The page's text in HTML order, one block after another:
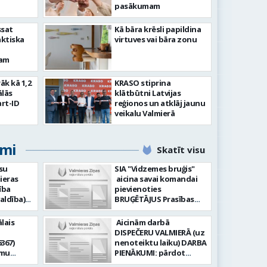
kā 1,2
ID
pasākumam
Kā bāra krēsli papildina
virtuves vai bāra zonu
KRASO stiprina
klātbūtni Latvijas
reģionos un atklāj jaunu
veikalu Valmierā
Skatīt visu
(uz
SIA "Vidzemes bruģis"
aicina savai komandai
pievienoties
BRUĢĒTĀJUS Prasības
pretendentiem: Vēlme
strādāt - augsta
atbildības sajūta pret
darbu, precizitāte;
Pieredze bruģēšanā vai
ceļu būvniecībā. Darba
Aicinām darbā
DISPEČERU VALMIERĀ (uz
nenoteiktu laiku) DARBA
PIENĀKUMI: pārdot
braukšanas